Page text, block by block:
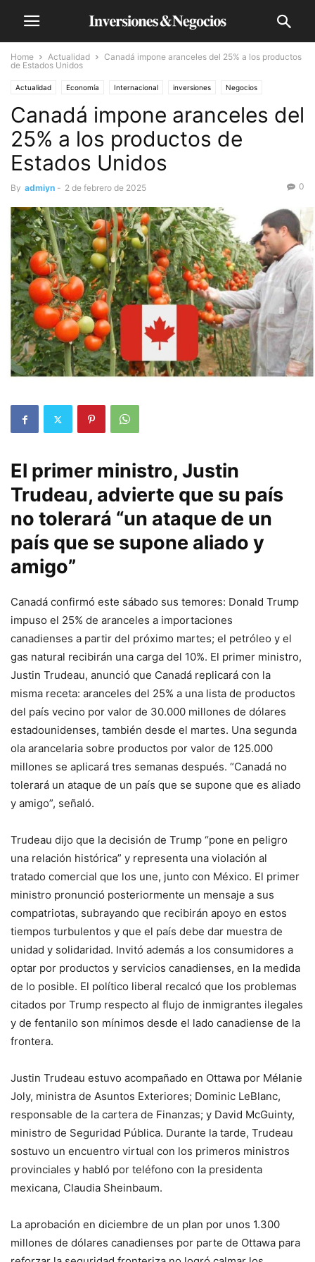
Home Actualidad
Canadá impone aranceles del 25% a los productos
de Estados Unidos
Actualidad Economía Internacional inversiones Negocios
Política
Canadá impone aranceles del
25% a los productos de
Estados Unidos
By admiyn - 2 de febrero de 2025 0
El primer ministro, Justin
Trudeau, advierte que su país
no tolerará “un ataque de un
país que se supone aliado y
amigo”
Canadá confirmó este sábado sus temores: Donald Trump
impuso el 25% de aranceles a importaciones
canadienses a partir del próximo martes; el petróleo y el
gas natural recibirán una carga del 10%. El primer ministro,
Justin Trudeau, anunció que Canadá replicará con la
misma receta: aranceles del 25% a una lista de productos
del país vecino por valor de 30.000 millones de dólares
estadounidenses, también desde el martes. Una segunda
ola arancelaria sobre productos por valor de 125.000
millones se aplicará tres semanas después. “Canadá no
tolerará un ataque de un país que se supone que es aliado
y amigo”, señaló.
Trudeau dijo que la decisión de Trump “pone en peligro
una relación histórica” y representa una violación al
tratado comercial que los une, junto con México. El primer
ministro pronunció posteriormente un mensaje a sus
compatriotas, subrayando que recibirán apoyo en estos
tiempos turbulentos y que el país debe dar muestra de
unidad y solidaridad. Invitó además a los consumidores a
optar por productos y servicios canadienses, en la medida
de lo posible. El político liberal recalcó que los problemas
citados por Trump respecto al flujo de inmigrantes ilegales
y de fentanilo son mínimos desde el lado canadiense de la
frontera.
Justin Trudeau estuvo acompañado en Ottawa por Mélanie
Joly, ministra de Asuntos Exteriores; Dominic LeBlanc,
responsable de la cartera de Finanzas; y David McGuinty,
ministro de Seguridad Pública. Durante la tarde, Trudeau
sostuvo un encuentro virtual con los primeros ministros
provinciales y habló por teléfono con la presidenta
mexicana, Claudia Sheinbaum.
La aprobación en diciembre de un plan por unos 1.300
millones de dólares canadienses por parte de Ottawa para